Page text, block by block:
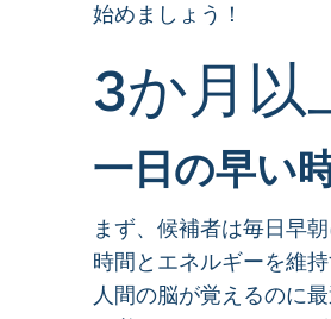
始めましょう！
3か月以
一日の早い
まず、候補者は毎日早
時間とエネルギーを維
人間の脳が覚えるのに